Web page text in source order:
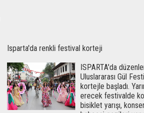
Isparta'da renkli festival korteji
ISPARTA'da
Uluslararası Gül
kortejle başladı.
erecek festivalde
bisiklet yarışı,